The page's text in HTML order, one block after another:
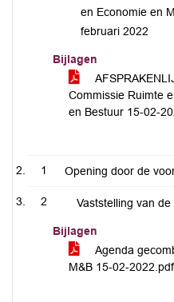
en Economie en
februari 2022
Bijlagen
Commissie Ruimte
en Bestuur 15-02-
1 Opening door de
2 Vaststelling van de
Bijlagen
Agenda
M&B 15-02-2022.pdf